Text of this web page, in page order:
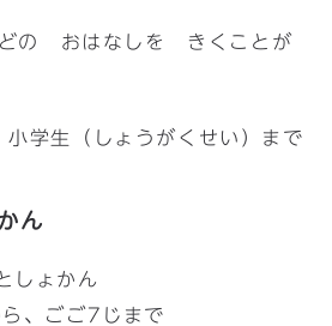
の おはなしを きくことが
学生（しょうがくせい）まで
ん
しょかん
、ごご7じまで